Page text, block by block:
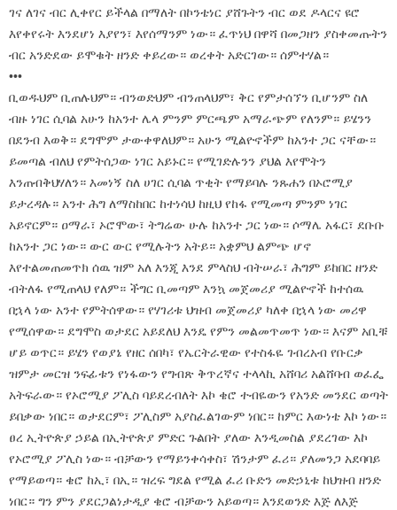
ገና ለገና ብር ሊቀየር ይችላል በማለት በኮንቴነር ያሸጉትን ብር ወደ ዶላርና ዩሮ
እየቀየሩት እንደሆነ እያየን፣ እየሰማንም ነው። ፈጥነህ በዋሻ በመጋዘን ያስቀመጡትን
ብር አንድደው ይሞቁት ዘንድ ቀይረው። ወረቀት አድርገው። ሰምተሃል።
•••
ቢወዱህም ቢጠሉህም። ብንወድህም ብንጠላህም፣ ቅር የምታሰኘን ቢሆንም ስለ
ብዙ ነገር ሲባል አሁን ከአንተ ሌላ ምንም ምርጫም አማራጭም የለንም። ይሄንን
በደንብ እወቅ። ደግሞም ታውቀዋለህም። አሁን ሚልዮኖችም ከአንተ ጋር ናቸው።
ይመጣል ብለህ የምትሰጋው ነገር አይኑር። የሚገድሉንን ያህል እየሞትን
እንጠብቅህሃለን። እመነኝ ስለ ሀገር ሲባል ጥቂት የማይባሉ ንጹሐን በኦሮሚያ
ይታረዳሉ። አንተ ሕግ ለማስከበር ከተነሳህ ከዚህ የከፋ የሚመጣ ምንም ነገር
አይኖርም። ዐማራ፣ ኦሮሞው፣ ትግሬው ሁሉ ከአንተ ጋር ነው። ሶማሌ አፋር፣ ደቡቡ
ከአንተ ጋር ነው። ውር ውር የሚሉትን አትይ። አቋምህ ልምጭ ሆኖ
እየተልመጠመጥክ ሰዉ ዝም አለ እንጂ እንደ ምላስህ ብትሠራ፣ ሕግም ይከበር ዘንድ
ብትለፋ የሚጠላህ የለም። ችግር ቢመጣም እንኳ መጀመሪያ ሚልዮኖች ከተሰዉ
በኋላ ነው አንተ የምትሰዋው። የሃገሪቱ ህዝብ መጀመሪያ ካለቀ በኋላ ነው መሪዋ
የሚሰዋው። ደግሞስ ወታደር አይደለህ እንዴ የምን መልመጥመጥ ነው። እናም አቢቹ
ሆይ ወጥር። ይሄን የወያኔ የዘር ሰበካ፣ የኤርትራዊው የተስፋዬ ገብረአብ የቡርቃ
ዝምታ መርዝ ንፍፊቱን የነፋውን የግብጽ ቅጥረኛና ተላላኪ አሸባሪ አልሸባብ ወፈፌ
አትፍራው። የኦሮሚያ ፖሊስ ባይደረብለት እኮ ቄሮ ተብዬውን የአንድ መንደር ወጣት
ይበቃው ነበር። ወታደርም፣ ፖሊስም አያስፈልገውም ነበር። ከምር እውነቴ እኮ ነው።
ፀረ ኢትዮጵያ ኃይል በኢትዮጵያ ምድር ጉልበት ያለው እንዲመስል ያደረገው እኮ
የኦሮሚያ ፖሊስ ነው። ብቻውን የማይንቀሳቀስ፣ ሽንታም ፈሪ። ያለመንጋ አደባባይ
የማይወጣ። ቄሮ ከኢ፣ በኢ። ዝረፍ ግደል የሚል ፈሪ ቡድን መድኃኒቱ ከህዝብ ዘንድ
ነበር። ግን ምን ያደርጋልነታዲያ ቄሮ ብቻውን አይወጣ። እንደወንድ እጅ ለእጅ